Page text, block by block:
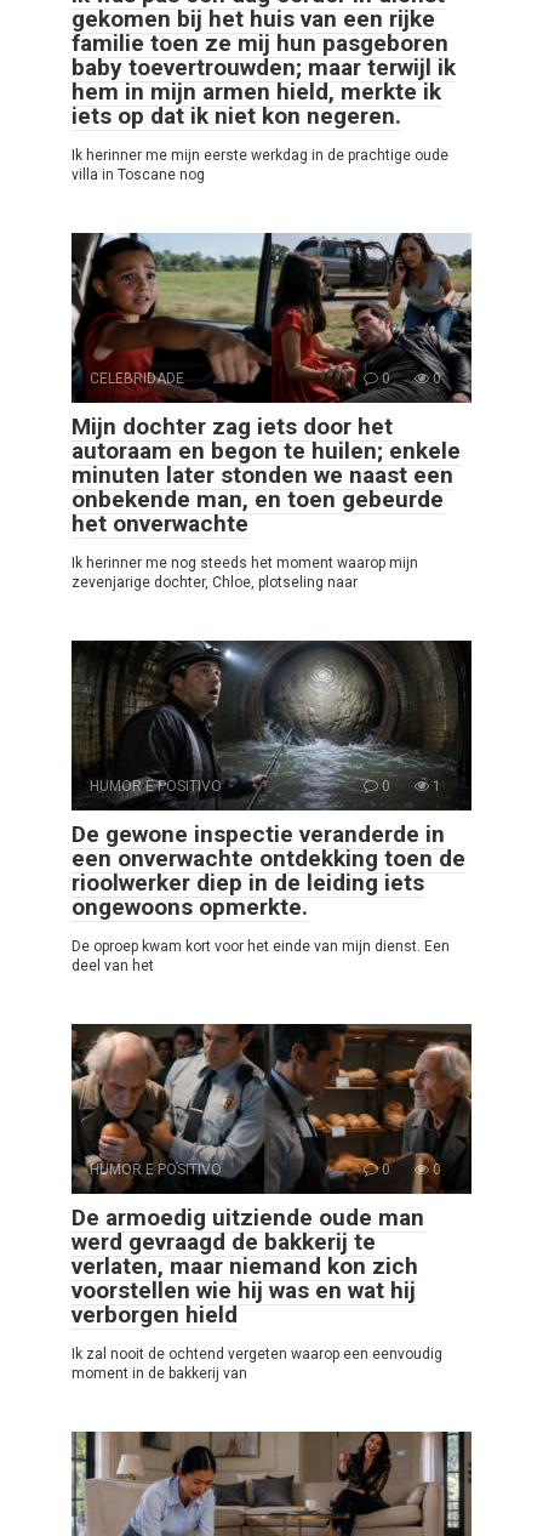
gekomen bij het huis van een rijke
familie toen ze mij hun pasgeboren
baby toevertrouwden; maar terwijl ik
hem in mijn armen hield, merkte ik
iets op dat ik niet kon negeren.
Ik herinner me mijn eerste werkdag in de prachtige oude
villa in Toscane nog
CELEBRIDADE 0 0
Mijn dochter zag iets door het
autoraam en begon te huilen; enkele
minuten later stonden we naast een
onbekende man, en toen gebeurde
het onverwachte
Ik herinner me nog steeds het moment waarop mijn
zevenjarige dochter, Chloe, plotseling naar
HUMOR E POSITIVO 0 1
De gewone inspectie veranderde in
een onverwachte ontdekking toen de
rioolwerker diep in de leiding iets
ongewoons opmerkte.
De oproep kwam kort voor het einde van mijn dienst. Een
deel van het
HUMOR E POSITIVO 0 0
De armoedig uitziende oude man
werd gevraagd de bakkerij te
verlaten, maar niemand kon zich
voorstellen wie hij was en wat hij
verborgen hield
Ik zal nooit de ochtend vergeten waarop een eenvoudig
moment in de bakkerij van